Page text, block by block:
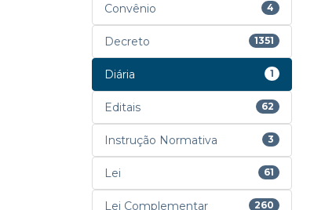
Convênio 4
Decreto 1351
Diária 1
Editais 62
Instrução Normativa 3
Lei 61
Lei Complementar 260